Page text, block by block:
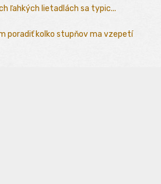
ľahkých lietadlách sa typic...
poradiť kolko stupňov ma vzepetí